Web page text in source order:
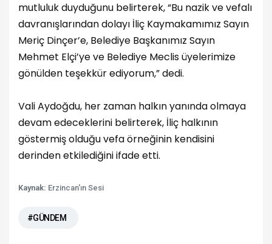
mutluluk duyduğunu belirterek, “Bu nazik ve vefalı
davranışlarından dolayı İliç Kaymakamımız Sayın
Meriç Dinçer’e, Belediye Başkanımız Sayın
Mehmet Elçi’ye ve Belediye Meclis üyelerimize
gönülden teşekkür ediyorum,” dedi.
Vali Aydoğdu, her zaman halkın yanında olmaya
devam edeceklerini belirterek, İliç halkının
göstermiş olduğu vefa örneğinin kendisini
derinden etkilediğini ifade etti.
Kaynak: Erzincan'ın Sesi
#GÜNDEM